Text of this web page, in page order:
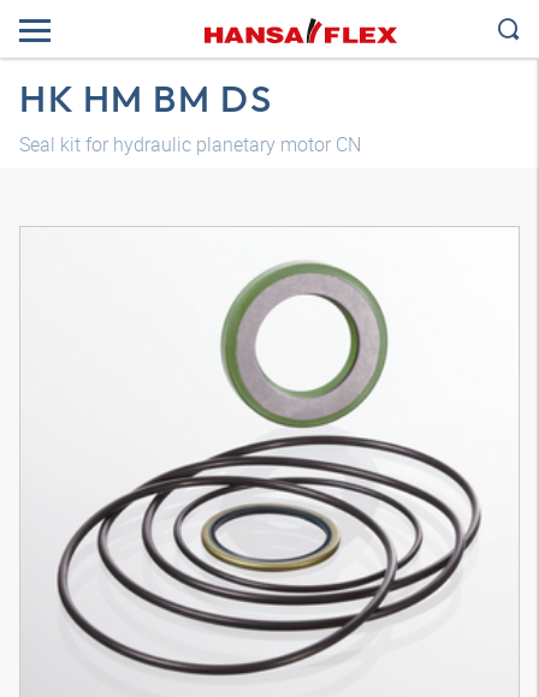
HK HM BM DS
Seal kit for hydraulic planetary motor CN